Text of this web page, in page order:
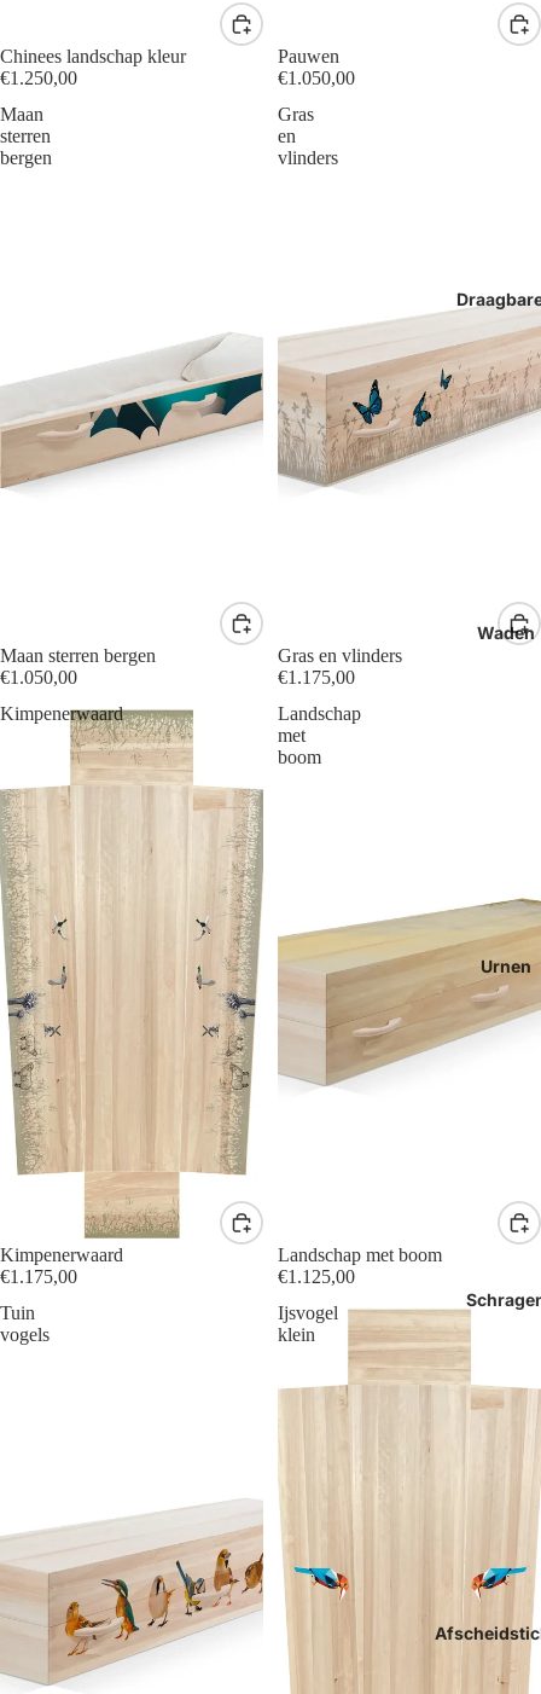
Waden
Urnen
Chinees landschap kleur
€1.250,00
Pauwen
€1.050,00
Maan
sterren
bergen
Maan sterren bergen
€1.050,00
Gras
en
vlinders
Gras en vlinders
€1.175,00
Kimpenerwaard
Kimpenerwaard
€1.175,00
Landschap
met
boom
Landschap met boom
€1.125,00
Tuin
vogels
Ijsvogel
klein